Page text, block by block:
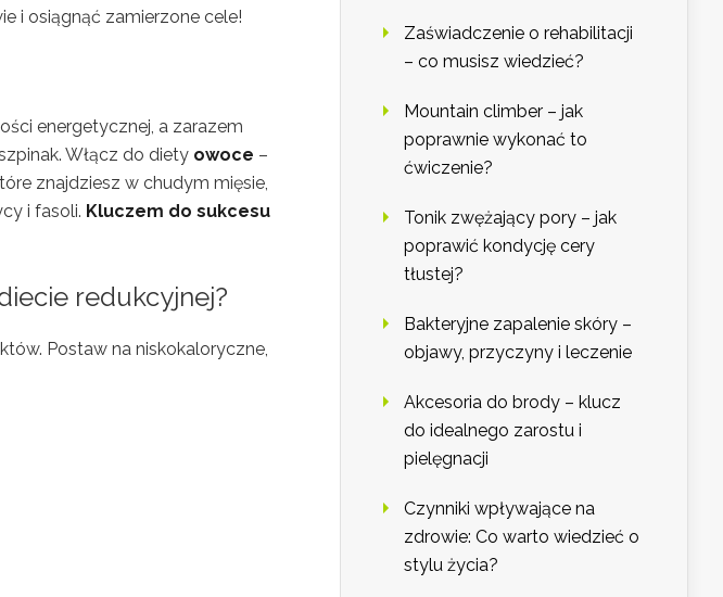
i osiągnąć zamierzone cele!
energetycznej, a zarazem
Włącz do diety owoce –
znajdziesz w chudym mięsie,
i fasoli. Kluczem do sukcesu
redukcyjnej?
Postaw na niskokaloryczne,
Zaświadczenie o rehabilitacji
– co musisz wiedzieć?
Mountain climber – jak
poprawnie wykonać to
ćwiczenie?
Tonik zwężający pory – jak
poprawić kondycję cery
tłustej?
Bakteryjne zapalenie skóry –
objawy, przyczyny i leczenie
Akcesoria do brody – klucz
do idealnego zarostu i
pielęgnacji
Czynniki wpływające na
zdrowie: Co warto wiedzieć o
stylu życia?